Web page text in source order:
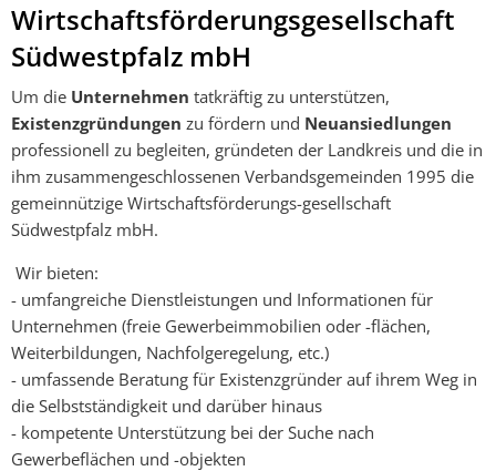
Wirtschaftsförderungsgesellschaft
Südwestpfalz mbH
Um die Unternehmen tatkräftig zu unterstützen,
Existenzgründungen zu fördern und Neuansiedlungen
professionell zu begleiten, gründeten der Landkreis und die in
ihm zusammengeschlossenen Verbandsgemeinden 1995 die
gemeinnützige Wirtschaftsförderungs-gesellschaft
Südwestpfalz mbH.
Wir bieten:
- umfangreiche Dienstleistungen und Informationen für
Unternehmen (freie Gewerbeimmobilien oder -flächen,
Weiterbildungen, Nachfolgeregelung, etc.)
- umfassende Beratung für Existenzgründer auf ihrem Weg in
die Selbstständigkeit und darüber hinaus
- kompetente Unterstützung bei der Suche nach
Gewerbeflächen und -objekten